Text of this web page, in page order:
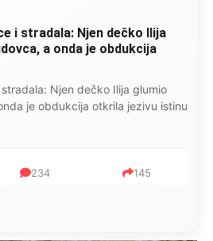
i stradala: Njen dečko Ilija
a onda je obdukcija
Njen dečko Ilija glumio
je obdukcija otkrila jezivu istinu
234 145